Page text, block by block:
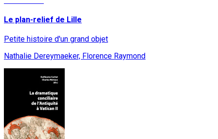
Le plan-relief de Lille
Petite histoire d'un grand objet
Nathalie Dereymaeker, Florence Raymond